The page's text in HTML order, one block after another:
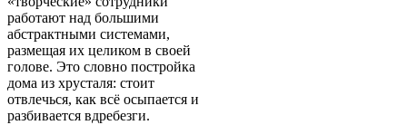
работают над большими
абстрактными системами,
размещая их целиком в своей
голове. Это словно постройка
дома из хрусталя: стоит
отвлечься, как всё осыпается и
разбивается вдребезги.